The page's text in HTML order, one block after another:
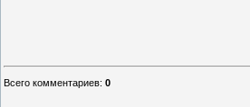
Всего комментариев: 0